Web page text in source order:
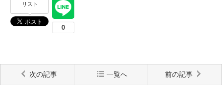
リスト
次の記事 一覧へ 前の記事